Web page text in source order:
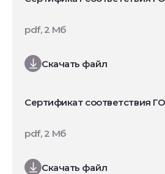
Скачать файл
pdf, 2 Мб
Сертификат соответствия
Скачать файл
pdf, 2 Мб